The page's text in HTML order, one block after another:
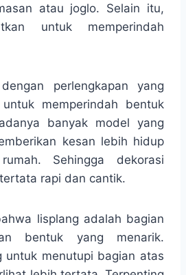
atau joglo. Selain itu,
untuk memperindah
perlengkapan yang
memperindah bentuk
banyak model yang
kesan lebih hidup
Sehingga dekorasi
rapi dan cantik.
lisplang adalah bagian
bentuk yang menarik.
untuk menutupi bagian atas